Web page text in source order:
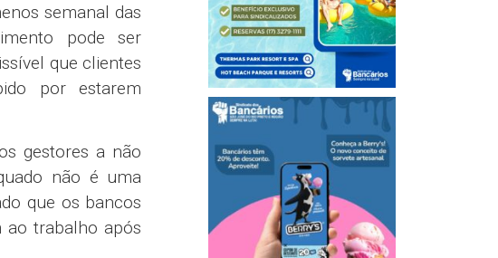
semanal das
pode ser
que clientes
por estarem
gestores a não
não é uma
que os bancos
ao trabalho após